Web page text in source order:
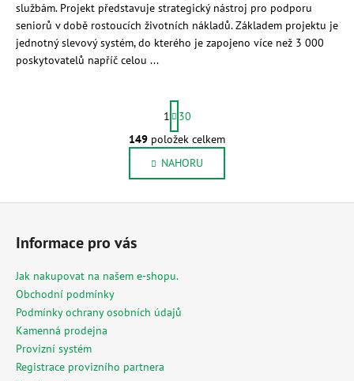
službám. Projekt představuje strategický nástroj pro podporu
seniorů v době rostoucích životních nákladů. Základem projektu je
jednotný slevový systém, do kterého je zapojeno více než 3 000
poskytovatelů napříč celou ...
O
v
l
á
p
r
v
S
t
r
á
n
k
1
30
149 položek celkem
NAHORU
Informace pro vás
Jak nakupovat na našem e-shopu.
Obchodní podmínky
Podmínky ochrany osobních údajů
Kamenná prodejna
Provizní systém
Registrace provizního partnera